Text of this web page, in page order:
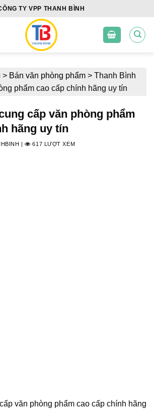
TY VPP THANH BÌNH
> Bán văn phòng phẩm > Thanh Bình
phẩm cao cấp chính hãng uy tín
cấp văn phòng phẩm
hãng uy tín
| 617 LƯỢT XEM
văn phòng phẩm cao cấp chính hãng